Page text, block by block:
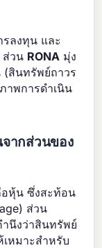
ลงทุน และ
ส่วน RONA มุ่ง
(สินทรัพย์ถาวร
าพการดำเนิน
จากส่วนของ
อหุ้น ซึ่งสะท้อน
ส่วน
นึงว่าสินทรัพย์
เหมาะสำหรับ